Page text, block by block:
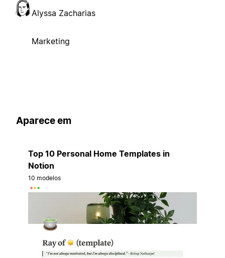
Alyssa Zacharias
Marketing
Aparece em
Top 10 Personal Home Templates in
Notion
10 modelos